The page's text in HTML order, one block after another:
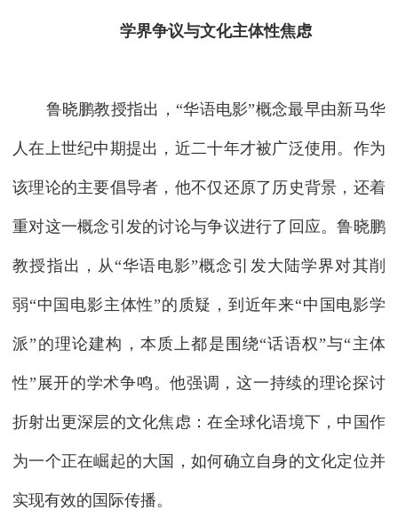
学界争议与文化主体性焦虑
鲁晓鹏教授指出，“华语电影”概念最早由新马华
人在上世纪中期提出，近二十年才被广泛使用。作为
该理论的主要倡导者，他不仅还原了历史背景，还着
重对这一概念引发的讨论与争议进行了回应。鲁晓鹏
教授指出，从“华语电影”概念引发大陆学界对其削
弱“中国电影主体性”的质疑，到近年来“中国电影学
派”的理论建构，本质上都是围绕“话语权”与“主体
性”展开的学术争鸣。他强调，这一持续的理论探讨
折射出更深层的文化焦虑：在全球化语境下，中国作
为一个正在崛起的大国，如何确立自身的文化定位并
实现有效的国际传播。